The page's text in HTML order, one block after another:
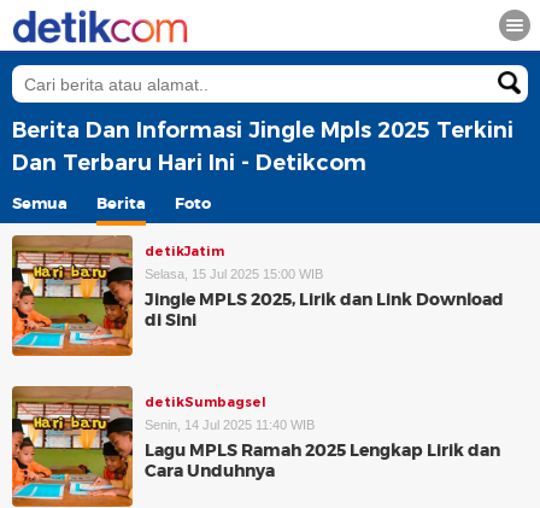
Berita Dan Informasi Jingle Mpls 2025 Terkini
Dan Terbaru Hari Ini - Detikcom
Semua Berita Foto
detikJatim
Selasa, 15 Jul 2025 15:00 WIB
Jingle MPLS 2025, Lirik dan Link Download
di Sini
detikSumbagsel
Senin, 14 Jul 2025 11:40 WIB
Lagu MPLS Ramah 2025 Lengkap Lirik dan
Cara Unduhnya